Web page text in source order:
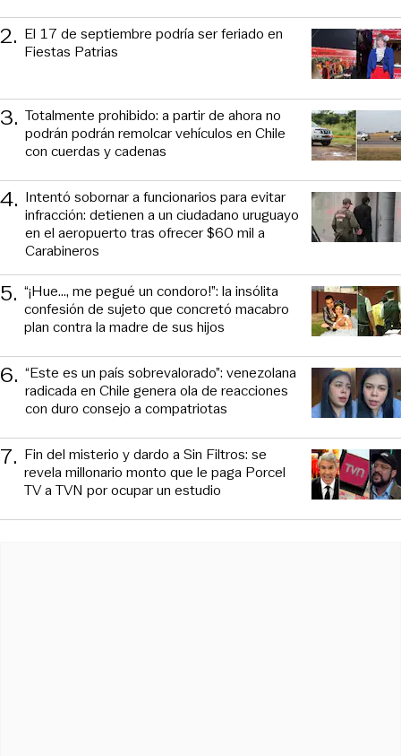
2. El 17 de septiembre podría ser feriado en
Fiestas Patrias
3. Totalmente prohibido: a partir de ahora no
podrán podrán remolcar vehículos en Chile
con cuerdas y cadenas
4. Intentó sobornar a funcionarios para evitar
infracción: detienen a un ciudadano uruguayo
en el aeropuerto tras ofrecer $60 mil a
Carabineros
5. “¡Hue..., me pegué un condoro!”: la insólita
confesión de sujeto que concretó macabro
plan contra la madre de sus hijos
6. “Este es un país sobrevalorado”: venezolana
radicada en Chile genera ola de reacciones
con duro consejo a compatriotas
7. Fin del misterio y dardo a Sin Filtros: se
revela millonario monto que le paga Porcel
TV a TVN por ocupar un estudio